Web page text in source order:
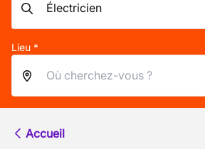
Lieu *
Accueil